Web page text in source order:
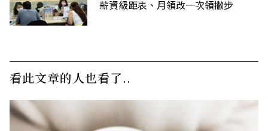
薪資級距表、月領改一次領撇步
看此文章的人也看了..